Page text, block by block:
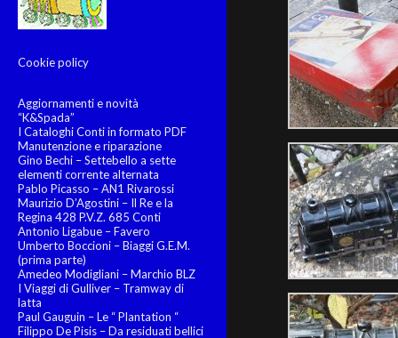
Cookie policy
Aggiornamenti e novità
“K&Spada”
I Cataloghi Conti in formato PDF
Manutenzione e riparazione
Gino Bechi – Settebello a sette
elementi corrente alternata
Pablo Picasso – AN1 Rivarossi
Maurizio D’Agostini – Il Re e la
Regina 428 P.V.Z. 685 Conti
Antonio Ligabue – Favero
Umberto Boccioni – Biaggi G.E.M.
(prima parte)
Amedeo Modigliani – Marchio BLZ
I Viaggi di Gulliver – Tramway di
latta
Paul Gauguin – Le “ Plantation “
Filippo De Pisis – Da residuati bellici